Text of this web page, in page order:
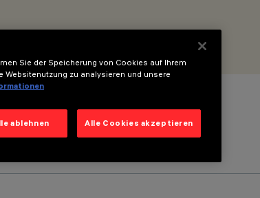
Sie der Speicherung von Cookies auf Ihrem
Websitenutzung zu analysieren und unsere
ablehnen Alle Cookies akzeptieren